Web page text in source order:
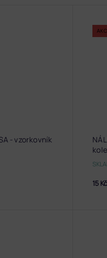
- vzorkovník
15 Kč